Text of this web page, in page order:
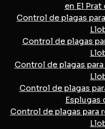
en El
Control de plagas
Control de plagas
Control de plagas
Control de plagas
Esplugas
Control de plagas para